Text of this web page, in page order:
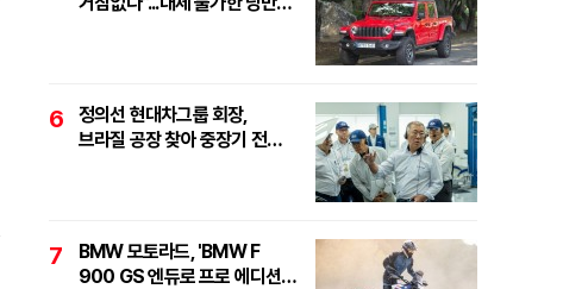
6
정의선 현대차그룹 회장,
브라질 공장 찾아 중장기 전략
7
BMW 모토라드, 'BMW F
900 GS 엔듀로 프로 에디션'